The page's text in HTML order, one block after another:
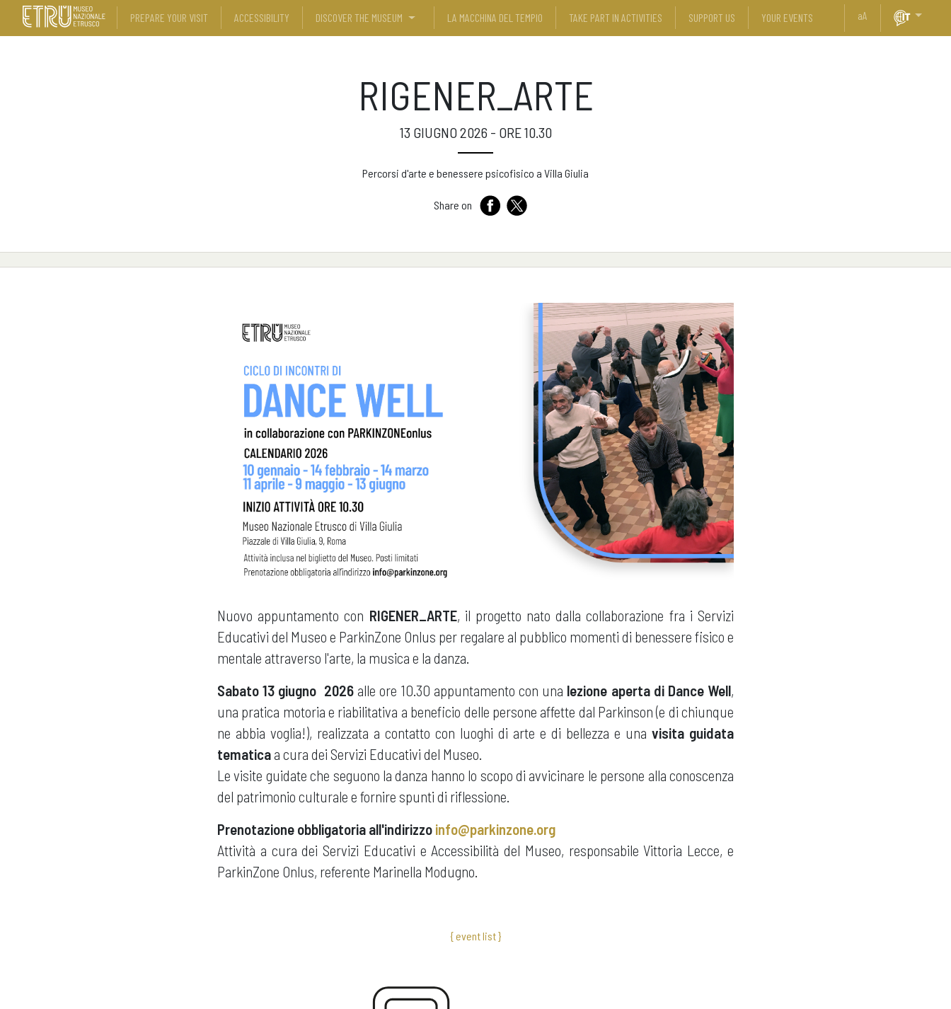
PREPARE YOUR VISIT ACCESSIBILITY DISCOVER THE MUSEUM LA MACCHINA DEL TEMPIO TAKE PART IN ACTIVITIES SUPPORT US YOUR EVENTS aA
RIGENER_ARTE
13 GIUGNO 2026 - ORE 10.30
Percorsi d'arte e benessere psicofisico a Villa Giulia
Share on
Nuovo appuntamento con RIGENER_ARTE, il progetto nato dalla collaborazione fra i Servizi
Educativi del Museo e ParkinZone Onlus per regalare al pubblico momenti di benessere fisico e
mentale attraverso l'arte, la musica e la danza.
Sabato 13 giugno 2026 alle ore 10.30 appuntamento con una lezione aperta di Dance Well,
una pratica motoria e riabilitativa a beneficio delle persone affette dal Parkinson (e di chiunque
ne abbia voglia!), realizzata a contatto con luoghi di arte e di bellezza e una visita guidata
tematica a cura dei Servizi Educativi del Museo.
Le visite guidate che seguono la danza hanno lo scopo di avvicinare le persone alla conoscenza
del patrimonio culturale e fornire spunti di riflessione.
Prenotazione obbligatoria all'indirizzo info@parkinzone.org
Attività a cura dei Servizi Educativi e Accessibilità del Museo, responsabile Vittoria Lecce, e
ParkinZone Onlus, referente Marinella Modugno.
{ event list }